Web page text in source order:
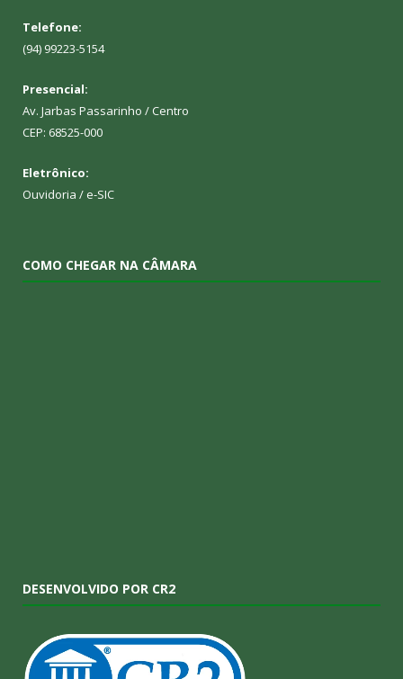
Telefone:
(94) 99223-5154
Presencial:
Av. Jarbas Passarinho / Centro
CEP: 68525-000
Eletrônico:
Ouvidoria / e-SIC
COMO CHEGAR NA CÂMARA
DESENVOLVIDO POR CR2